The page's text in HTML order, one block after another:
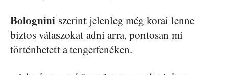
Bolognini szerint jelenleg még korai lenne
biztos válaszokat adni arra, pontosan mi
történhetett a tengerfenéken.